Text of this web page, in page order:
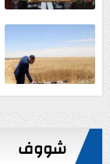
شووف